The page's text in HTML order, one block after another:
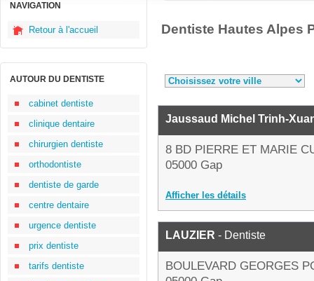
NAVIGATION
Retour à l'accueil
AUTOUR DU DENTISTE
cabinet dentiste
clinique dentaire
chirurgien dentiste
orthodontiste
dentiste de garde
centre dentaire
urgence dentiste
prix dentiste
tarifs dentiste
Dentiste Hautes Alpes
Jaussaud Michel Trinh-
8 BD PIERRE ET MARIE
05000 Gap
Afficher les détails
LAUZIER - Dentiste
BOULEVARD GEORGES